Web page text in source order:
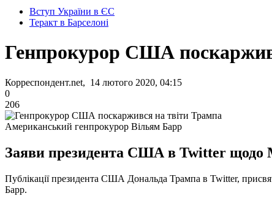
Вступ України в ЄС
Теракт в Барселоні
Генпрокурор США
Корреспондент.net, 14 лютого 2020, 04:15
0
206
Американський генпрокурор Вільям Барр
Заяви президента США в Twitter щодо
Публікації президента США Дональда Трампа в Twitter,
Барр.